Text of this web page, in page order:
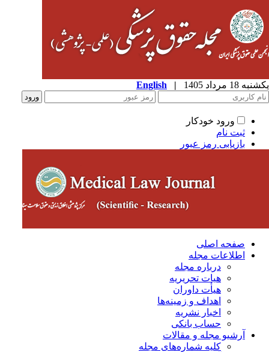
18 مرداد 1405 |
English
ورود خودکار
ثبت نام
بازیابی رمز عبور
صفحه اصلی
اطلاعات مجله
درباره مجله
هیات تحریریه
هیأت داوران
اهداف و زمینه‌ها
اخبار نشریه
حساب بانکی
آرشیو مجله و مقالات
کلیه شماره‌های مجله